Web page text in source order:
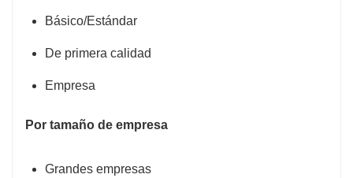
Básico/Estándar
De primera calidad
Empresa
Por tamaño de empresa
Grandes empresas